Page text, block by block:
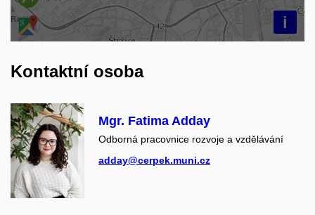
i
Kontaktní osoba
Mgr. Fatima Adday
Odborná pracovnice rozvoje a vzdělávání
adday@cerpek.muni.cz